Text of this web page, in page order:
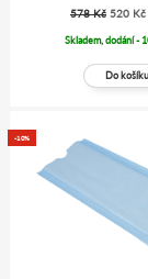
578 Kč 520 Kč
Skladem, dodání -
-10%